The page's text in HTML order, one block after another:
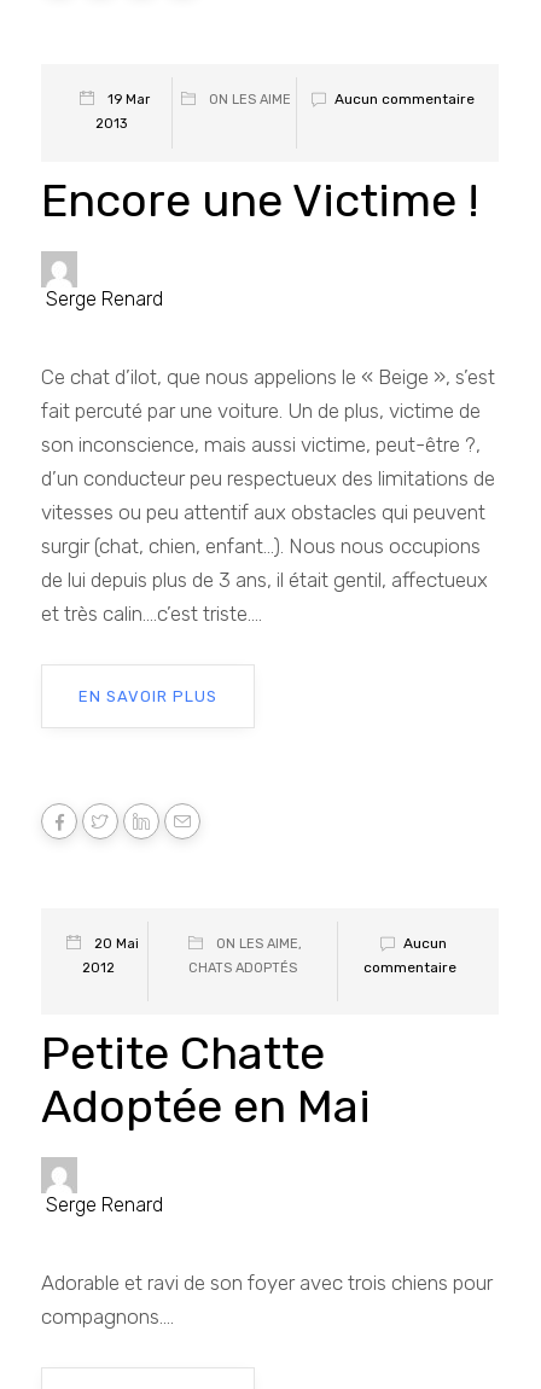
19 Mar
2013
ON LES AIME Aucun commentaire
Encore une Victime !
Serge Renard
Ce chat d’ilot, que nous appelions le « Beige », s’est
fait percuté par une voiture. Un de plus, victime de
son inconscience, mais aussi victime, peut-être ?,
d’un conducteur peu respectueux des limitations de
vitesses ou peu attentif aux obstacles qui peuvent
surgir (chat, chien, enfant…). Nous nous occupions
de lui depuis plus de 3 ans, il était gentil, affectueux
et très calin….c’est triste....
EN SAVOIR PLUS
20 Mai
2012
ON LES AIME,
CHATS ADOPTÉS
Aucun
commentaire
Petite Chatte
Adoptée en Mai
Serge Renard
Adorable et ravi de son foyer avec trois chiens pour
compagnons....